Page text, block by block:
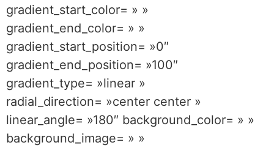
gradient_start_color= » »
gradient_end_color= » »
gradient_start_position= »0″
gradient_end_position= »100″
gradient_type= »linear »
radial_direction= »center center »
linear_angle= »180″ background_color= » »
background_image= » »